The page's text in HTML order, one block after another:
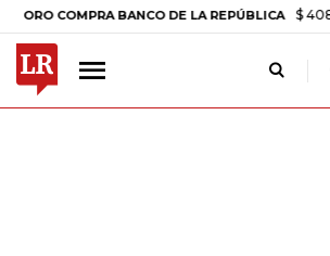
BANCO DE LA REPÚBLICA $ 408.498,97